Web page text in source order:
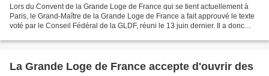
Lors du Convent de la Grande Loge de France qui se tient actuellement à
Paris, le Grand-Maître de la Grande Loge de France a fait approuvé le texte
voté par le Conseil Fédéral de la GLDF, réuni le 13 juin dernier. Il a donc
La Grande Loge de France accepte d'ouvrir des